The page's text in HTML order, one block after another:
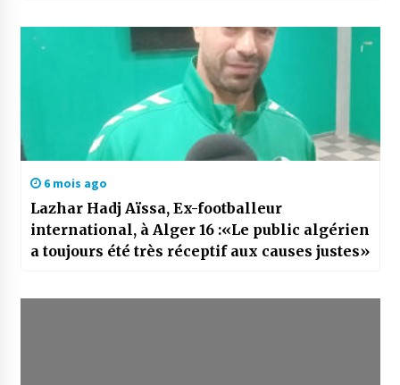
6 mois ago
Lazhar Hadj Aïssa, Ex-footballeur
international, à Alger 16 :«Le public algérien
a toujours été très réceptif aux causes justes»